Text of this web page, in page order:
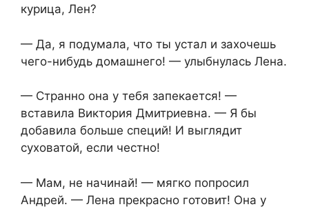
курица, Лен?
— Да, я подумала, что ты устал и захочешь
чего-нибудь домашнего! — улыбнулась Лена.
— Странно она у тебя запекается! —
вставила Виктория Дмитриевна. — Я бы
добавила больше специй! И выглядит
суховатой, если честно!
— Мам, не начинай! — мягко попросил
Андрей. — Лена прекрасно готовит! Она у